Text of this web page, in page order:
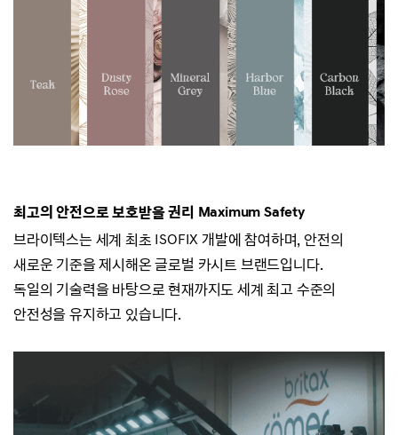
최고의 안전으로 보호받을 권리 Maximum Safety
브라이텍스는 세계 최초 ISOFIX 개발에 참여하며, 안전의
새로운 기준을 제시해온 글로벌 카시트 브랜드입니다.
독일의 기술력을 바탕으로 현재까지도 세계 최고 수준의
안전성을 유지하고 있습니다.